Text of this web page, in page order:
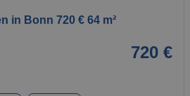
in Bonn 720 € 64 m²
720 €